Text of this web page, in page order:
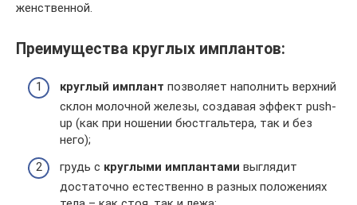
женственной.
Преимущества круглых имплантов:
круглый имплант позволяет наполнить верхний
склон молочной железы, создавая эффект push-
up (как при ношении бюстгальтера, так и без
него);
грудь с круглыми имплантами выглядит
достаточно естественно в разных положениях